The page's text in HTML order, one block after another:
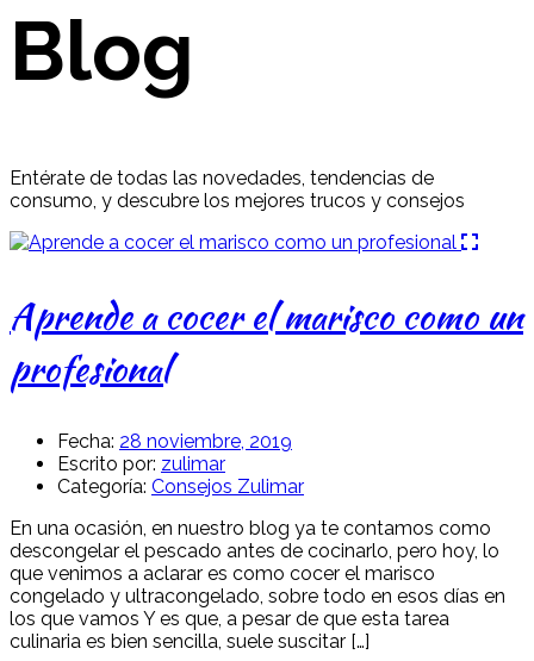
Blog
Entérate de todas las novedades, tendencias de
consumo, y descubre los mejores trucos y consejos
Aprende a cocer el marisco como un
profesional
Fecha: 28 noviembre, 2019
Escrito por: zulimar
Categoría: Consejos Zulimar
En una ocasión, en nuestro blog ya te contamos como
descongelar el pescado antes de cocinarlo, pero hoy, lo
que venimos a aclarar es como cocer el marisco
congelado y ultracongelado, sobre todo en esos días en
los que vamos Y es que, a pesar de que esta tarea
culinaria es bien sencilla, suele suscitar […]